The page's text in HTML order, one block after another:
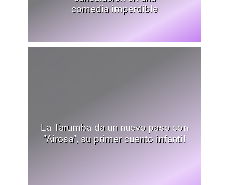
comedia imperdible
La Tarumba da un nuevo paso con
"Airosa", su primer cuento infantil